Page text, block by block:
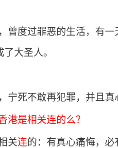
，曾度过罪恶的生活，有
大圣人。
宁死不敢再犯罪，并且真
港是相关连的么？
关连的：有真心痛悔，